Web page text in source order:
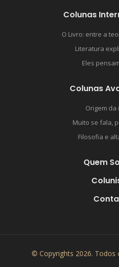
Colunas
O Livro: entre a
Literatura
Eles
Colunas
Origem da
Muito se fala,
Filosofia e
Quem
© Copyrights 2026. Todos